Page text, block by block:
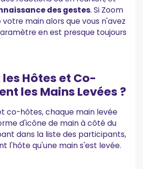
des gestes. Si Zoom
votre main alors que vous n'avez
en est presque toujours
Hôtes et Co-
les Mains Levées ?
co-hôtes, chaque main levée
d'icône de main à côté du
dans la liste des participants,
l'hôte qu'une main s'est levée.